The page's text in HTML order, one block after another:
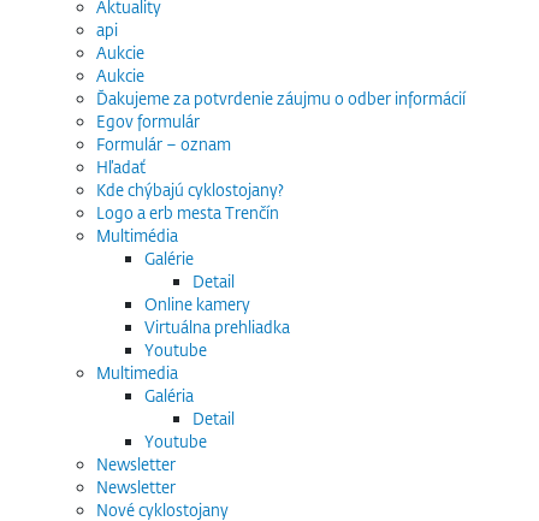
Aktuality
api
Aukcie
Aukcie
Ďakujeme za potvrdenie záujmu o odber informácií
Egov formulár
Formulár – oznam
Hľadať
Kde chýbajú cyklostojany?
Logo a erb mesta Trenčín
Multimédia
Galérie
Detail
Online kamery
Virtuálna prehliadka
Youtube
Multimedia
Galéria
Detail
Youtube
Newsletter
Newsletter
Nové cyklostojany